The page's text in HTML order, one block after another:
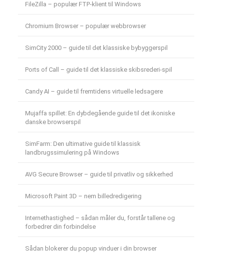
FileZilla – populær FTP-klient til Windows
Chromium Browser – populær webbrowser
SimCity 2000 – guide til det klassiske bybyggerspil
Ports of Call – guide til det klassiske skibsrederi-spil
Candy AI – guide til fremtidens virtuelle ledsagere
Mujaffa spillet: En dybdegående guide til det ikoniske
danske browserspil
SimFarm: Den ultimative guide til klassisk
landbrugssimulering på Windows
AVG Secure Browser – guide til privatliv og sikkerhed
Microsoft Paint 3D – nem billedredigering
Internethastighed – sådan måler du, forstår tallene og
forbedrer din forbindelse
Sådan blokerer du popup vinduer i din browser